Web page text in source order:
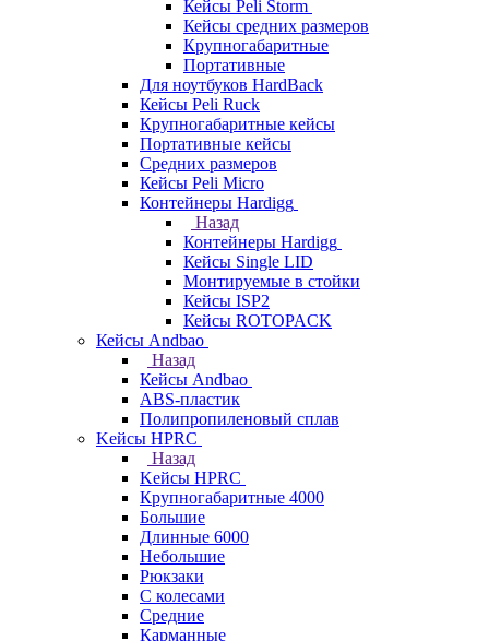
Кейсы Peli Storm
Кейсы средних размеров
Крупногабаритные
Портативные
Для ноутбуков HardBack
Кейсы Peli Ruck
Крупногабаритные кейсы
Портативные кейсы
Средних размеров
Кейсы Peli Micro
Контейнеры Hardigg
Назад
Контейнеры Hardigg
Кейсы Single LID
Монтируемые в стойки
Кейсы ISP2
Кейсы ROTOPACK
Кейсы Andbao
Назад
Кейсы Andbao
ABS-пластик
Полипропиленовый сплав
Kейсы HPRC
Назад
Kейсы HPRC
Крупногабаритные 4000
Большие
Длинные 6000
Небольшие
Рюкзаки
С колесами
Средние
Карманные